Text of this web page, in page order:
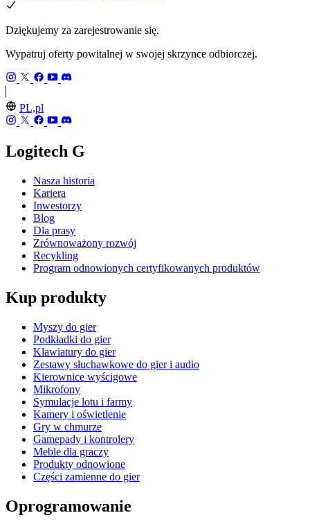
Dziękujemy za zarejestrowanie się.
Wypatruj oferty powitalnej w swojej skrzynce odbiorczej.
PL,pl
Logitech G
Nasza historia
Kariera
Inwestorzy
Blog
Dla prasy
Zrównoważony rozwój
Recykling
Program odnowionych certyfikowanych produktów
Kup produkty
Myszy do gier
Podkładki do gier
Klawiatury do gier
Zestawy słuchawkowe do gier i audio
Kierownice wyścigowe
Mikrofony
Symulacje lotu i farmy
Kamery i oświetlenie
Gry w chmurze
Gamepady i kontrolery
Meble dla graczy
Produkty odnowione
Części zamienne do gier
Oprogramowanie